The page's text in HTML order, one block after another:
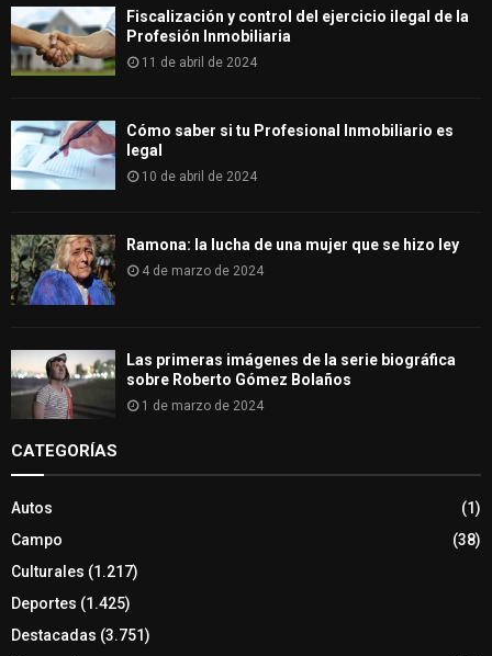
Fiscalización y control del ejercicio ilegal de la
Profesión Inmobiliaria
11 de abril de 2024
Cómo saber si tu Profesional Inmobiliario es
legal
10 de abril de 2024
Ramona: la lucha de una mujer que se hizo ley
4 de marzo de 2024
Las primeras imágenes de la serie biográfica
sobre Roberto Gómez Bolaños
1 de marzo de 2024
CATEGORÍAS
Autos
(1)
Campo
(38)
Culturales (1.217)
Deportes (1.425)
Destacadas (3.751)